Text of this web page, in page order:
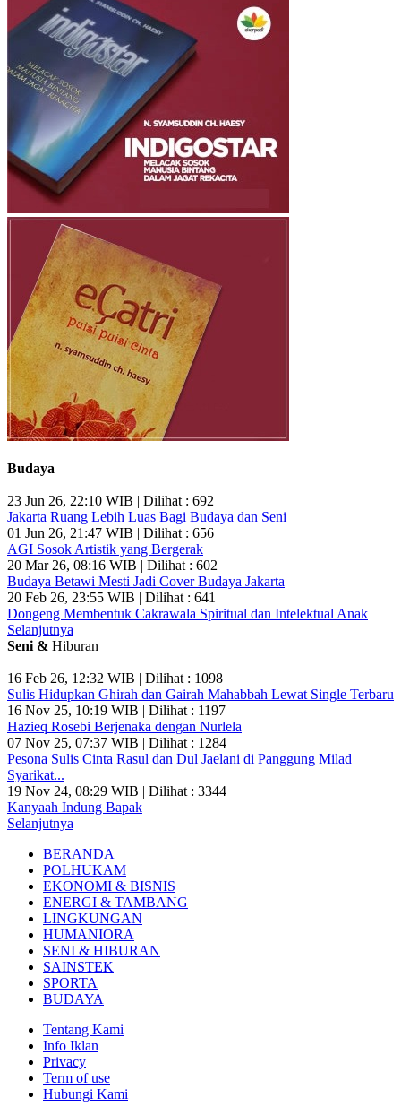
Budaya
23 Jun 26, 22:10 WIB | Dilihat : 692
Jakarta Ruang Lebih Luas Bagi Budaya dan Seni
01 Jun 26, 21:47 WIB | Dilihat : 656
AGI Sosok Artistik yang Bergerak
20 Mar 26, 08:16 WIB | Dilihat : 602
Budaya Betawi Mesti Jadi Cover Budaya Jakarta
20 Feb 26, 23:55 WIB | Dilihat : 641
Dongeng Membentuk Cakrawala Spiritual dan Intelektual Anak
Selanjutnya
Seni & Hiburan
16 Feb 26, 12:32 WIB | Dilihat : 1098
Sulis Hidupkan Ghirah dan Gairah Mahabbah Lewat Single Terbaru
16 Nov 25, 10:19 WIB | Dilihat : 1197
Hazieq Rosebi Berjenaka dengan Nurlela
07 Nov 25, 07:37 WIB | Dilihat : 1284
Pesona Sulis Cinta Rasul dan Dul Jaelani di Panggung Milad
Syarikat...
19 Nov 24, 08:29 WIB | Dilihat : 3344
Kanyaah Indung Bapak
Selanjutnya
BERANDA
POLHUKAM
EKONOMI & BISNIS
ENERGI & TAMBANG
LINGKUNGAN
HUMANIORA
SENI & HIBURAN
SAINSTEK
SPORTA
BUDAYA
Tentang Kami
Info Iklan
Privacy
Term of use
Hubungi Kami